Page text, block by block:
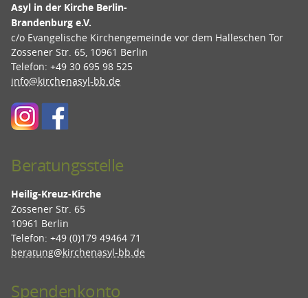
Asyl in der Kirche Berlin-
Brandenburg e.V.
c/o Evangelische Kirchengemeinde vor dem Halleschen Tor
Zossener Str. 65, 10961 Berlin
Telefon: +49 30 695 98 525
info@kirchenasyl-bb.de
Beratungsstelle
Heilig-Kreuz-Kirche
Zossener Str. 65
10961 Berlin
Telefon: +49 (0)179 49464 71
beratung@kirchenasyl-bb.de
Spendenkonto